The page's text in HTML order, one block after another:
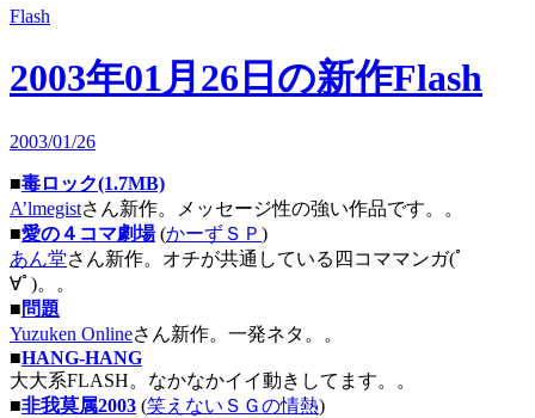
Flash
2003年01月26日の新作Flash
2003/01/26
■毒ロック(1.7MB)
A’lmegistさん新作。メッセージ性の強い作品です。。
■愛の４コマ劇場(かーずＳＰ )
あん堂さん新作。オチが共通している四コママンガ(ﾟ
∀ﾟ)。。
■問題
Yuzuken Onlineさん新作。一発ネタ。。
■HANG-HANG
大大系FLASH。なかなかイイ動きしてます。。
■非我莫属2003 (笑えないＳＧの情熱)